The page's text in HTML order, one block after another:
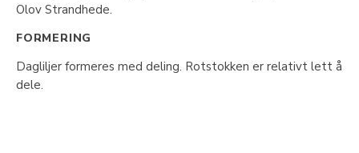
Olov Strandhede.
FORMERING
Dagliljer formeres med deling. Rotstokken er relativt lett å
dele.